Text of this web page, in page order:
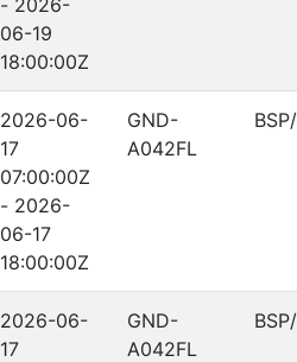
- 2026-
06-19
18:00:00Z
2026-06-
17
07:00:00Z
- 2026-
06-17
18:00:00Z
GND-
A042FL
2026-06-
17
GND-
A042FL